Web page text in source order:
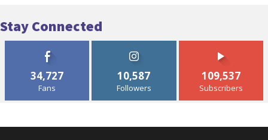
Stay Connected
34,727
Fans
10,587
Followers
109,537
Subscribers